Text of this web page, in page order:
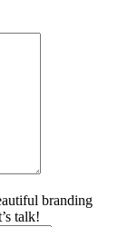
branding
talk!